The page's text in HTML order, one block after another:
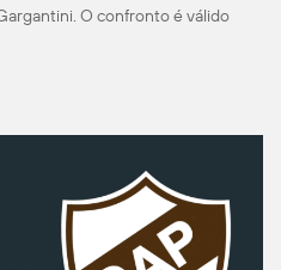
O confronto é válido